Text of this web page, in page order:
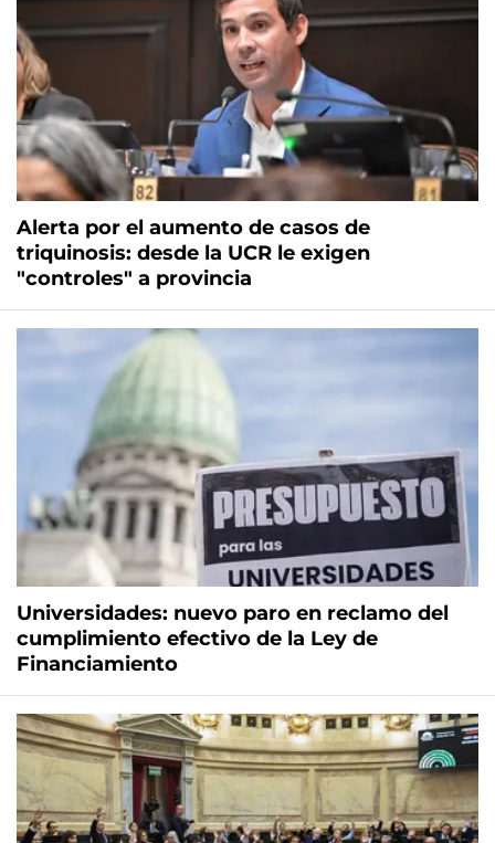
Alerta por el aumento de casos de
triquinosis: desde la UCR le exigen
"controles" a provincia
Universidades: nuevo paro en reclamo del
cumplimiento efectivo de la Ley de
Financiamiento